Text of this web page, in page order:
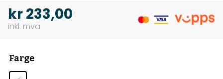
kr233,00
Farge